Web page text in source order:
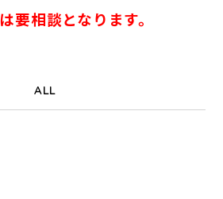
要相談となります。
ALL